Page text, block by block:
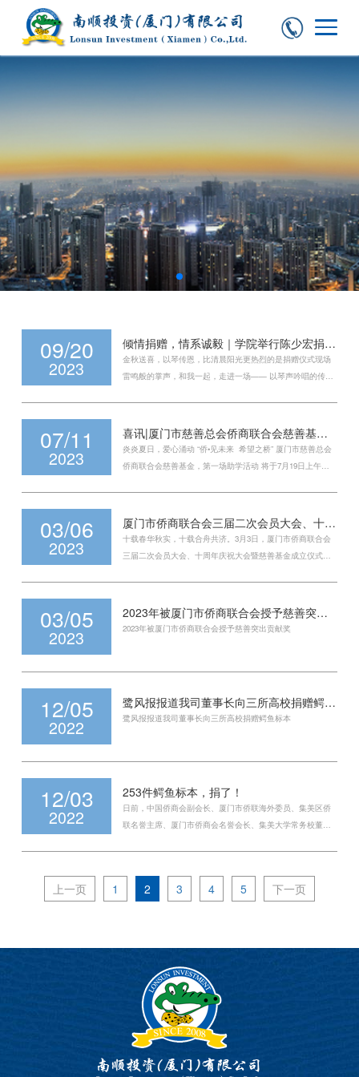
09/20
2023
倾情捐赠，情系诚毅｜学院举行陈少宏捐赠九尺钢琴交接仪式
金秋送喜，以琴传恩，比清晨阳光更热烈的是捐赠仪式现场
雷鸣般的掌声，和我一起，走进一场—— 以琴声吟唱的传
07/11
2023
喜讯|厦门市慈善总会侨商联合会慈善基金第一场助学活动将于7月19日举办
炎炎夏日，爱心涌动 “侨•见未来 希望之桥” 厦门市慈善总会
侨商联合会慈善基金，第一场助学活动 将于7月19日上午在
03/06
2023
厦门市侨商联合会三届二次会员大会、十周年庆祝大会暨慈善基金成立仪式举行
十载春华秋实，十载合舟共济。3月3日，厦门市侨商联合会
三届二次会员大会、十周年庆祝大会暨慈善基金成立仪式在
03/05
2023
2023年被厦门市侨商联合会授予慈善突出贡献奖
2023年被厦门市侨商联合会授予慈善突出贡献奖
12/05
2022
鹭风报报道我司董事长向三所高校捐赠鳄鱼标本
鹭风报报道我司董事长向三所高校捐赠鳄鱼标本
12/03
2022
253件鳄鱼标本，捐了！
日前，中国侨商会副会长、厦门市侨联海外委员、集美区侨
联名誉主席、厦门市侨商会名誉会长、集美大学常务校董、
上一页 1 2 3 4 5 下一页